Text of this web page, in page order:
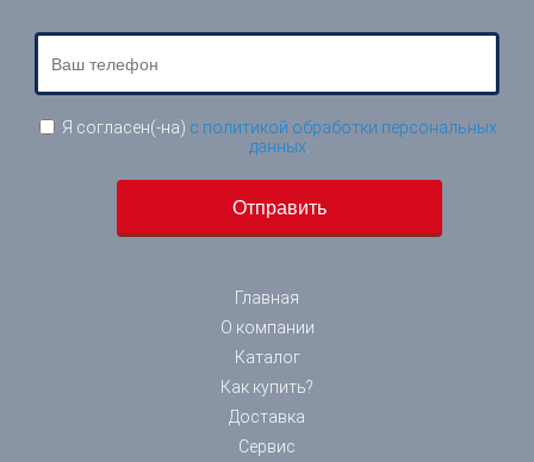
Я согласен(-на) с политикой обработки персональных
данных
Главная
О компании
Каталог
Как купить?
Доставка
Сервис